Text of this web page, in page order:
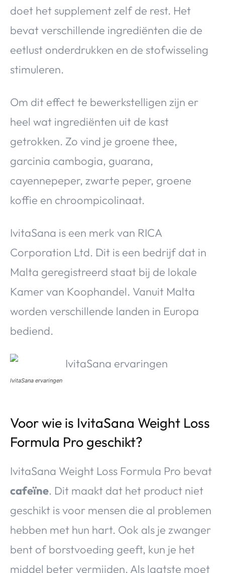
doet het supplement zelf de rest. Het
bevat verschillende ingrediënten die de
eetlust onderdrukken en de stofwisseling
stimuleren.
Om dit effect te bewerkstelligen zijn er
heel wat ingrediënten uit de kast
getrokken. Zo vind je groene thee,
garcinia cambogia, guarana,
cayennepeper, zwarte peper, groene
koffie en chroompicolinaat.
IvitaSana is een merk van RICA
Corporation Ltd. Dit is een bedrijf dat in
Malta geregistreerd staat bij de lokale
Kamer van Koophandel. Vanuit Malta
worden verschillende landen in Europa
bediend.
IvitaSana ervaringen
Voor wie is IvitaSana Weight Loss
Formula Pro geschikt?
IvitaSana Weight Loss Formula Pro bevat
cafeïne. Dit maakt dat het product niet
geschikt is voor mensen die al problemen
hebben met hun hart. Ook als je zwanger
bent of borstvoeding geeft, kun je het
middel beter vermijden. Als laatste moet